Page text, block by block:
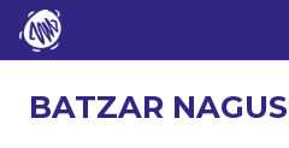
BATZAR